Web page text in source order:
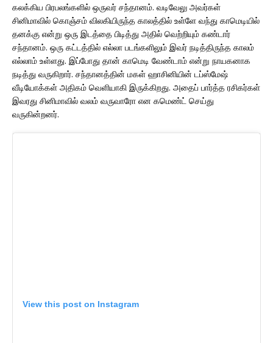
கலக்கிய பிரபலங்களில் ஒருவர் சந்தானம். வடிவேலு அவர்கள்
சினிமாவில் கொஞ்சம் விலகியிருந்த காலத்தில் உள்ளே வந்து காமெடியில்
தனக்கு என்று ஒரு இடத்தை பிடித்து அதில் வெற்றியும் கண்டார்
சந்தானம். ஒரு கட்டத்தில் எல்லா படங்களிலும் இவர் நடித்திருந்த காலம்
எல்லாம் உள்ளது. இப்போது தான் காமெடி வேண்டாம் என்று நாயகனாக
நடித்து வருகிறார். சந்தானத்தின் மகள் ஹாசினியின் டப்ஸ்மேஷ்
வீடியோக்கள் அதிகம் வெளியாகி இருக்கிறது. அதைப் பார்த்த ரசிகர்கள்
இவரது சினிமாவில் வலம் வருவாரோ என கமெண்ட் செய்து
வருகின்றனர்.
View this post on Instagram